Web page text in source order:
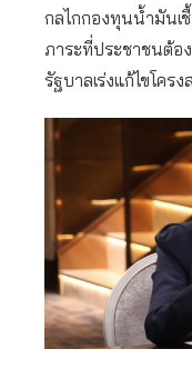
กลไกกองทุนน้ำมันเ
ภาระที่ประชาชนต้อ
รัฐบาลเร่งแก้ไขโคร